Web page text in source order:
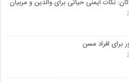
نکات ایمنی حیاتی برای والدین و مربیان
برای افراد مسن